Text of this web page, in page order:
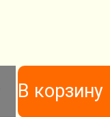
В корзину